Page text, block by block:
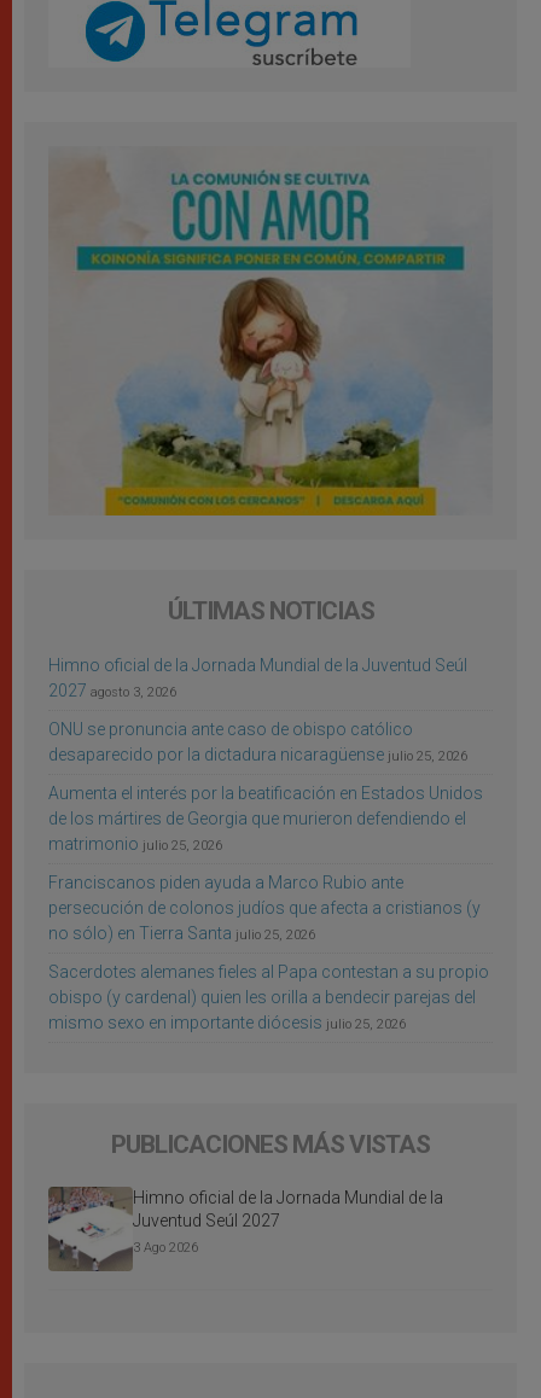
ÚLTIMAS NOTICIAS
Himno oficial de la Jornada Mundial de la Juventud Seúl
2027 agosto 3, 2026
ONU se pronuncia ante caso de obispo católico
desaparecido por la dictadura nicaragüense julio 25, 2026
Aumenta el interés por la beatificación en Estados Unidos
de los mártires de Georgia que murieron defendiendo el
matrimonio julio 25, 2026
Franciscanos piden ayuda a Marco Rubio ante
persecución de colonos judíos que afecta a cristianos (y
no sólo) en Tierra Santa julio 25, 2026
Sacerdotes alemanes fieles al Papa contestan a su propio
obispo (y cardenal) quien les orilla a bendecir parejas del
mismo sexo en importante diócesis julio 25, 2026
PUBLICACIONES MÁS VISTAS
Himno oficial de la Jornada Mundial de la
Juventud Seúl 2027
3 Ago 2026